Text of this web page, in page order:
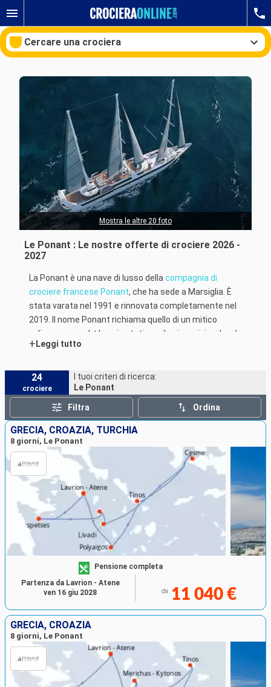
Cercare una crociera
Le nostre destinazioni
Mesi di partenza
Porti Compagnie
Ricerca
Le Ponant : Le nostre offerte di crociere 2026 -
2027
La Ponant è una nave di lusso dellacompagnia di
crociere francese Ponant, che ha sede a Marsiglia. È
stata varata nel 1991 e rinnovata completamente nel
2019. Il nome Ponant richiama quello di un mitico
veliero, uno yacht la cui estetica e il cui servizio a bordo
sono un esempio del
+ Leggi tutto
Mostra le altre 20 foto
24
crociere
I tuoi criteri di ricerca:
Le Ponant
Filtra Ordina
GRECIA, CROAZIA, TURCHIA
8 giorni, Le Ponant
Pensione completa
da 11 040 €
Partenza da Lavrion - Atene
ven 16 giu 2028
GRECIA, CROAZIA
8 giorni, Le Ponant